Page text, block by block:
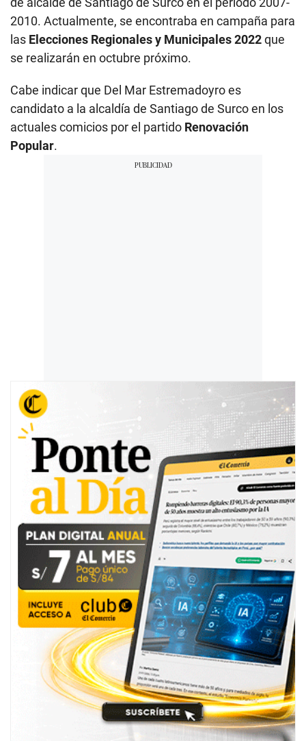
2010. Actualmente, se encontraba en campaña para
las Elecciones Regionales y Municipales 2022que
se realizarán en octubre próximo.
Cabe indicar que Del Mar Estremadoyro es
candidato a la alcaldía de Santiago de Surco en los
actuales comicios por el partido Renovación
Popular.